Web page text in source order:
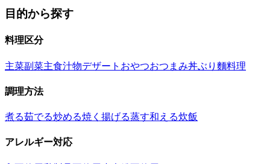
目的から探す
料理区分
主菜副菜主食汁物デザート おやつおつまみ丼ぶり 麵料理
調理方法
煮る茹でる炒める焼く 揚げる蒸す和える炊飯
アレルギー対応